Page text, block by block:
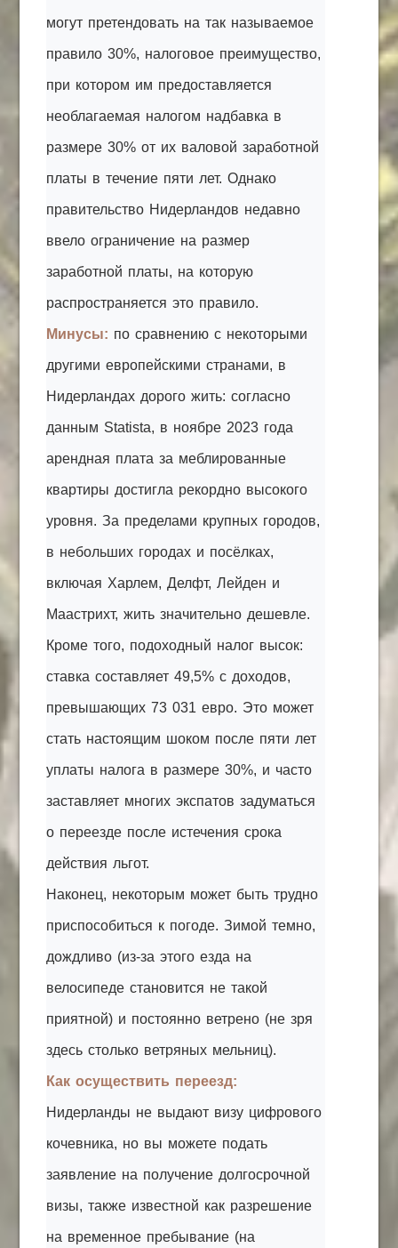
могут претендовать на так называемое
правило 30%, налоговое преимущество,
при котором им предоставляется
необлагаемая налогом надбавка в
размере 30% от их валовой заработной
платы в течение пяти лет. Однако
правительство Нидерландов недавно
ввело ограничение на размер
заработной платы, на которую
распространяется это правило.
Минусы: по сравнению с некоторыми
другими европейскими странами, в
Нидерландах дорого жить: согласно
данным Statista, в ноябре 2023 года
арендная плата за меблированные
квартиры достигла рекордно высокого
уровня. За пределами крупных городов,
в небольших городах и посёлках,
включая Харлем, Делфт, Лейден и
Маастрихт, жить значительно дешевле.
Кроме того, подоходный налог высок:
ставка составляет 49,5% с доходов,
превышающих 73 031 евро. Это может
стать настоящим шоком после пяти лет
уплаты налога в размере 30%, и часто
заставляет многих экспатов задуматься
о переезде после истечения срока
действия льгот.
Наконец, некоторым может быть трудно
приспособиться к погоде. Зимой темно,
дождливо (из-за этого езда на
велосипеде становится не такой
приятной) и постоянно ветрено (не зря
здесь столько ветряных мельниц).
Как осуществить переезд:
Нидерланды не выдают визу цифрового
кочевника, но вы можете подать
заявление на получение долгосрочной
визы, также известной как разрешение
на временное пребывание (на